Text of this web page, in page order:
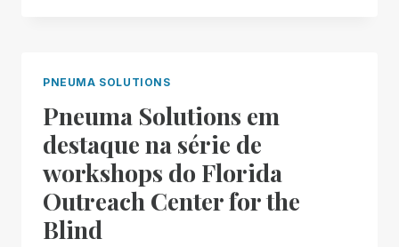
OUR
OWN
PNEUMA SOLUTIONS
Pneuma Solutions em
destaque na série de
workshops do Florida
Outreach Center for the
Blind